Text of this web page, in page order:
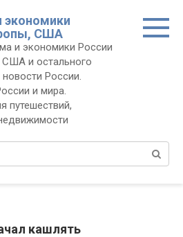
экономики
США
и экономики России
и остального
России.
и мира.
путешествий,
кашлять